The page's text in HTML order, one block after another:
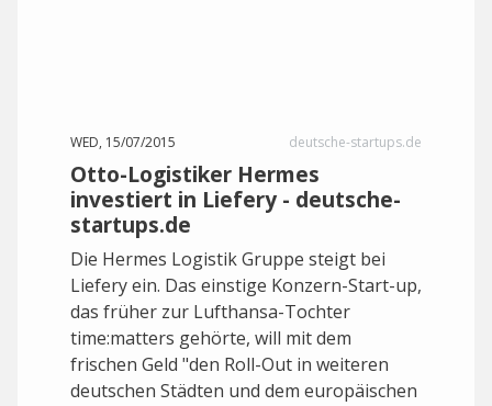
WED, 15/07/2015 deutsche-startups.de
Otto-Logistiker Hermes
investiert in Liefery - deutsche-
startups.de
Die Hermes Logistik Gruppe steigt bei
Liefery ein. Das einstige Konzern-Start-up,
das früher zur Lufthansa-Tochter
time:matters gehörte, will mit dem
frischen Geld "den Roll-Out in weiteren
deutschen Städten und dem europäischen